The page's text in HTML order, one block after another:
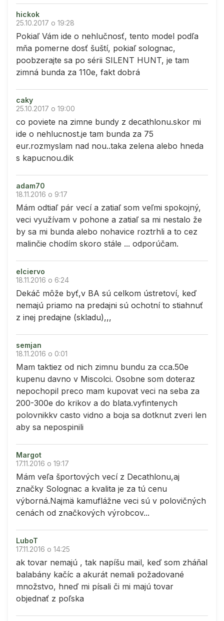
hickok
25.10.2017 o 19:28
Pokiaľ Vám ide o nehlučnosť, tento model podľa
mňa pomerne dosť šuští, pokiaľ solognac,
poobzerajte sa po sérii SILENT HUNT, je tam
zimná bunda za 110e, fakt dobrá
caky
25.10.2017 o 19:00
co poviete na zimne bundy z decathlonu.skor mi
ide o nehlucnost.je tam bunda za 75
eur.rozmyslam nad nou..taka zelena alebo hneda
s kapucnou.dik
adam70
18.11.2016 o 9:17
Mám odtiaľ pár vecí a zatiaľ som veľmi spokojný,
veci využívam v pohone a zatiaľ sa mi nestalo že
by sa mi bunda alebo nohavice roztrhli a to cez
malinčie chodím skoro stále ... odporúčam.
elciervo
18.11.2016 o 6:24
Dekáč môže byť,v BA sú celkom ústretoví, keď
nemajú priamo na predajni sú ochotní to stiahnuť
z inej predajne (skladu),,,
semjan
18.11.2016 o 0:01
Mam taktiez od nich zimnu bundu za cca.50e
kupenu davno v Miscolci. Osobne som doteraz
nepochopil preco mam kupovat veci na seba za
200-300e do krikov a do blata.vyfintenych
polovnikkv casto vidno a boja sa dotknut zveri len
aby sa nepospinili
Margot
17.11.2016 o 19:17
Mám veľa športových vecí z Decathlonu,aj
značky Solognac a kvalita je za tú cenu
výborná.Najmä kamuflážne veci sú v polovičných
cenách od značkových výrobcov...
LuboT
17.11.2016 o 14:25
ak tovar nemajú , tak napíšu mail, keď som zháňal
balabány kačíc a akurát nemali požadované
množstvo, hneď mi písali či mi majú tovar
objednať z poľska